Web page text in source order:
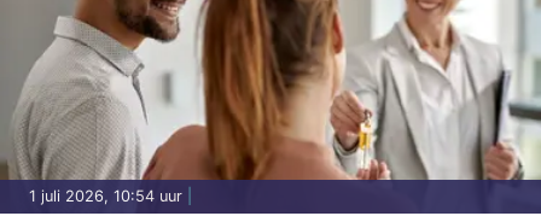
1 juli 2026, 10:54 uur